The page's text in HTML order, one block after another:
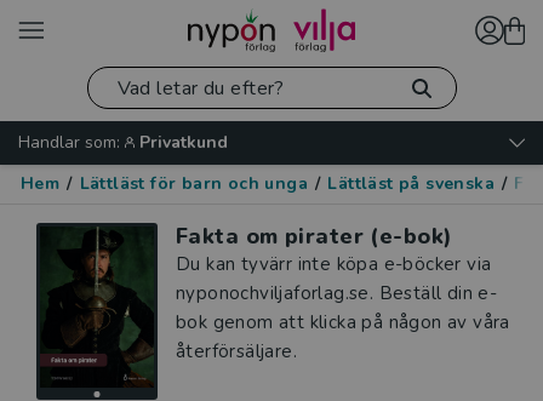
Handlar som:
Privatkund
Hem / Lättläst för barn och unga / Lättläst på svenska /
Fakta om pirater (e-bok)
Du kan tyvärr inte köpa e-böcker via
nyponochviljaforlag.se. Beställ din e-
bok genom att klicka på någon av våra
återförsäljare.